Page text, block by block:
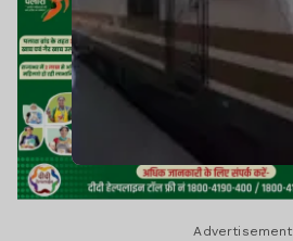
Advertisement